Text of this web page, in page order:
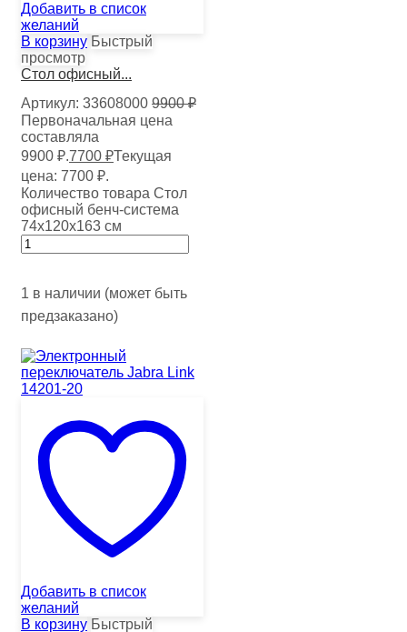
Добавить в список
желаний
В корзину Быстрый
просмотр
Стол офисный...
Артикул: 33608000 9900₽
Первоначальная цена
составляла
9900 ₽.7700 ₽Текущая
цена: 7700 ₽.
Количество товара Стол
офисный бенч-система
74х120х163 см
1 в наличии (может быть
предзаказано)
Добавить в список
желаний
В корзину Быстрый